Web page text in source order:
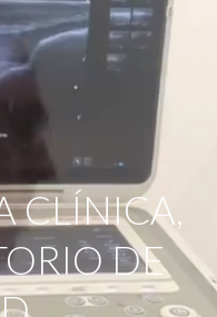
CLÍNICA,
DE